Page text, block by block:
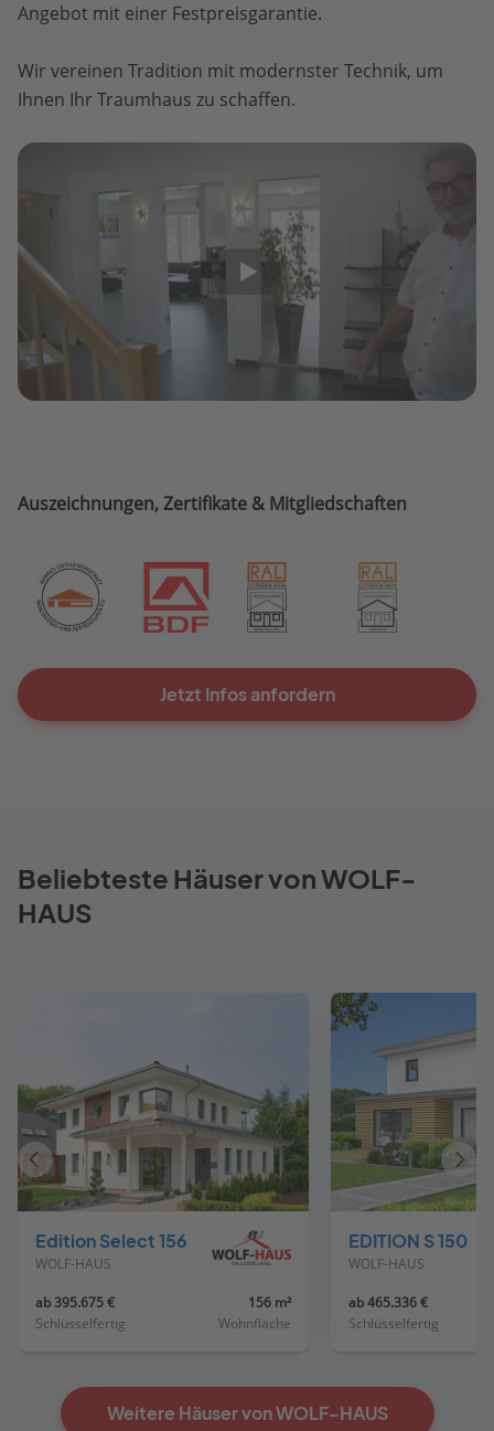
Angebot mit einer Festpreisgarantie.
Wir vereinen Tradition mit modernster Technik, um
Ihnen Ihr Traumhaus zu schaffen.
Auszeichnungen, Zertifikate & Mitgliedschaften
Jetzt Infos anfordern
Beliebteste Häuser von WOLF-
HAUS
Edition Select 156
WOLF-HAUS
ab 395.675 €
Schlüsselfertig
156 m²
Wohnfläche
EDITION S 150
WOLF-HAUS
ab 465.336 €
Schlüsselfertig
Vorheriges
Haus
Haus
Weitere Häuser von WOLF-HAUS